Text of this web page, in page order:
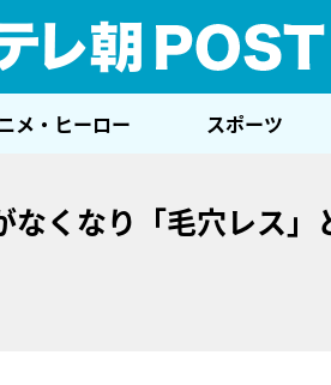
メ・ヒーロー スポーツ
くなり「毛穴レス」